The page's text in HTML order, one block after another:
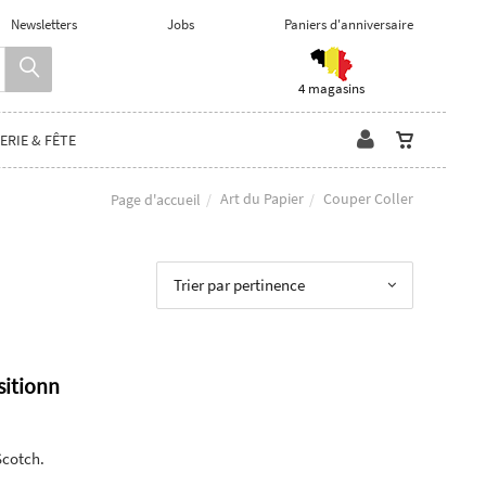
Newsletters Jobs Paniers d'anniversaire
4 magasins
& FÊTE
Page d'accueil Art du Papier Couper Coller
Trier par pertinence